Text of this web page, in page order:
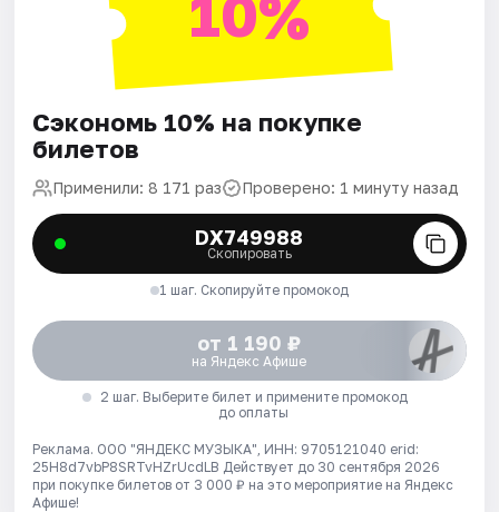
Сэкономь 10% на покупке
билетов
Применили: 8 171 раз Проверено: 1 минуту назад
DX749988
Скопировать
1 шаг. Скопируйте промокод
от 1 190 ₽
на Яндекс Афише
2 шаг. Выберите билет и примените промокод
до оплаты
Реклама. ООО "ЯНДЕКС МУЗЫКА", ИНН: 9705121040 erid:
25H8d7vbP8SRTvHZrUcdLB Действует до 30 сентября 2026
при покупке билетов от 3 000 ₽ на это мероприятие на Яндекс
Афише!